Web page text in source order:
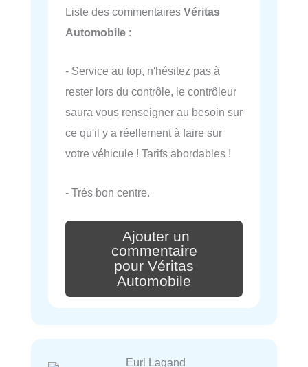
Liste des commentaires Véritas
Automobile :
- Service au top, n'hésitez pas à
rester lors du contrôle, le contrôleur
saura vous renseigner au besoin sur
ce qu'il y a réellement à faire sur
votre véhicule ! Tarifs abordables !
- Très bon centre.
Ajouter un
commentaire
pour Véritas
Automobile
Eurl Lagand